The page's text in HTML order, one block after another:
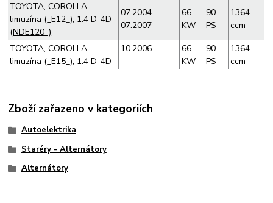
TOYOTA, COROLLA
limuzína (_E12_), 1.4 D-4D
(NDE120_)
07.2004 -
07.2007
66
KW
90
PS
1364
ccm
TOYOTA, COROLLA
limuzína (_E15_), 1.4 D-4D
10.2006
-
66
KW
90
PS
1364
ccm
Zboží zařazeno v kategoriích
Autoelektrika
Staréry - Alternátory
Alternátory